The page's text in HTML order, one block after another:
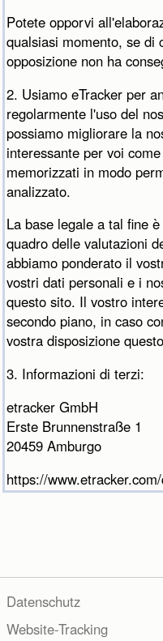
Potete opporvi
qualsiasi momento, se di
opposizione non ha
2. Usiamo eTracker per
regolarmente l'uso del
possiamo migliorare la
interessante per voi
memorizzati in modo
analizzato.
La base legale a tal fine
quadro delle valutazioni
abbiamo ponderato il
vostri dati personali e i
questo sito. Il vostro
secondo piano, in caso
vostra disposizione
3. Informazioni di terzi:
etracker GmbH
Erste Brunnenstraße 1
20459 Amburgo
https://
Datenschutz
Website-Tracking